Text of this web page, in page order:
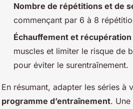
Nombre de répétitions et de
commençant par 6 à 8
Échauffement et récupération
muscles et limiter le risque de
pour éviter le surentraînement.
En résumant, adapter les séries
programme d’entraînement.